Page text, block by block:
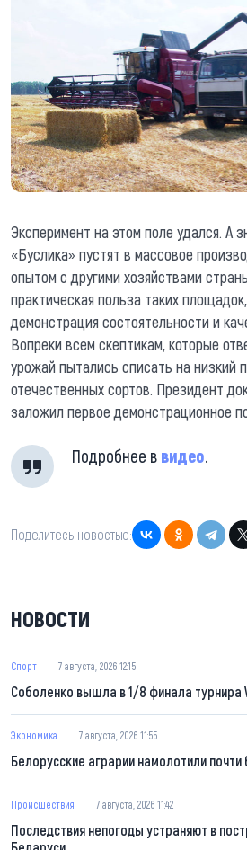
Эксперимент на этом поле удался. А
«Буслика» пустят в массовое
опытом с другими хозяйствами
практическая польза таких
демонстрация состоятельности и
Вопреки всем скептикам, которые
урожай пытались списать на низкий
отечественных сортов. Президент
заложил первое демонстрационное
Подробнее в видео
Поделитесь новостью:
НОВОСТИ
Спорт 7 августа, 2026 12:15
Соболенко вышла в 1/8 финала турнира
Экономика 7 августа, 2026 11:55
Белорусские аграрии намолотили почти
Происшествия 7 августа, 2026 11:42
Последствия непогоды устраняют в
Беларуси